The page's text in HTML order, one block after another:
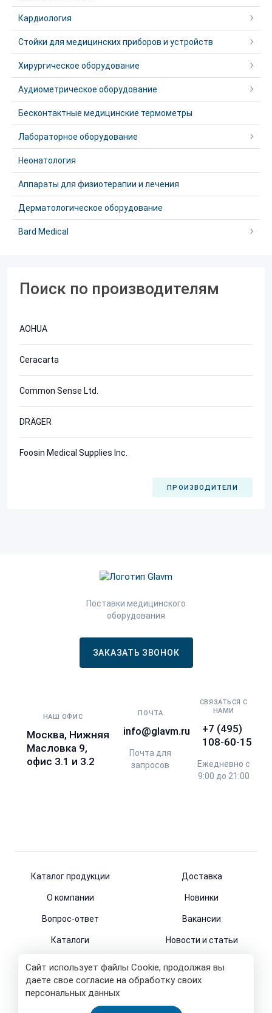
Сайт использует файлы Cookie, продолжая вы
даете свое согласие на обработку своих
персональных данных
Кардиология
Стойки для медицинских приборов и устройств
Хирургическое оборудование
Аудиометрическое оборудование
Бесконтактные медицинские термометры
Лабораторное оборудование
Неонатология
Аппараты для физиотерапии и лечения
Дерматологическое оборудование
Bard Medical
Поиск по производителям
AOHUA
Ceracarta
Common Sense Ltd.
DRÄGER
Foosin Medical Supplies Inc.
ПРОИЗВОДИТЕЛИ
Поставки медицинского
оборудования
ЗАКАЗАТЬ ЗВОНОК
НАШ ОФИС
Москва, Нижняя
Масловка 9,
офис 3.1 и 3.2
ПОЧТА
info@glavm.ru
Почта для
запросов
СВЯЗАТЬСЯ С
НАМИ
+7 (495)
108-60-15
Ежедневно с
9:00 до 21:00
Каталог продукции Доставка
О компании Новинки
Вопрос-ответ Вакансии
Каталоги Новости и статьи
© 2011-2026